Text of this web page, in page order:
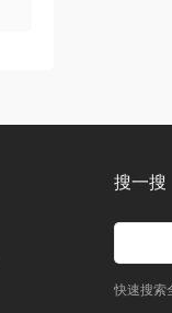
搜一搜
快速搜索